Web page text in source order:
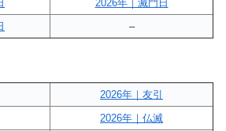
2026年｜滅門日
–
2026年｜友引
2026年｜仏滅